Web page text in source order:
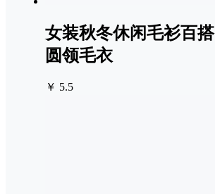
女装秋冬休闲毛衫百搭
圆领毛衣
￥ 5.5